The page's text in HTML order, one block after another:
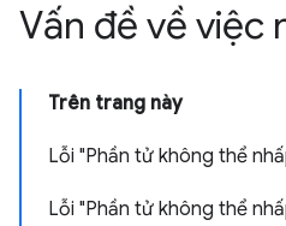
Vấn đề về việc
Trên trang này
Lỗi "Phần tử không thể
Lỗi "Phần tử không thể